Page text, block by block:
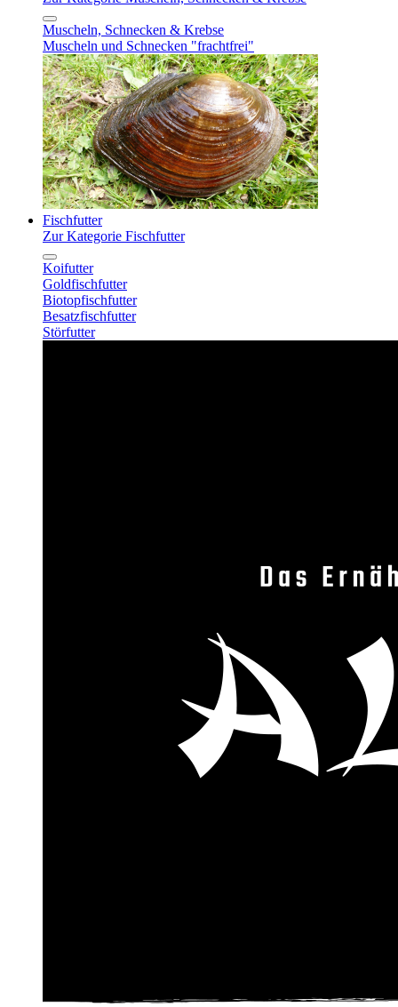
Muscheln, Schnecken & Krebse
Muscheln und Schnecken "frachtfrei"
Fischfutter
Zur Kategorie Fischfutter
Koifutter
Goldfischfutter
Biotopfischfutter
Besatzfischfutter
Störfutter